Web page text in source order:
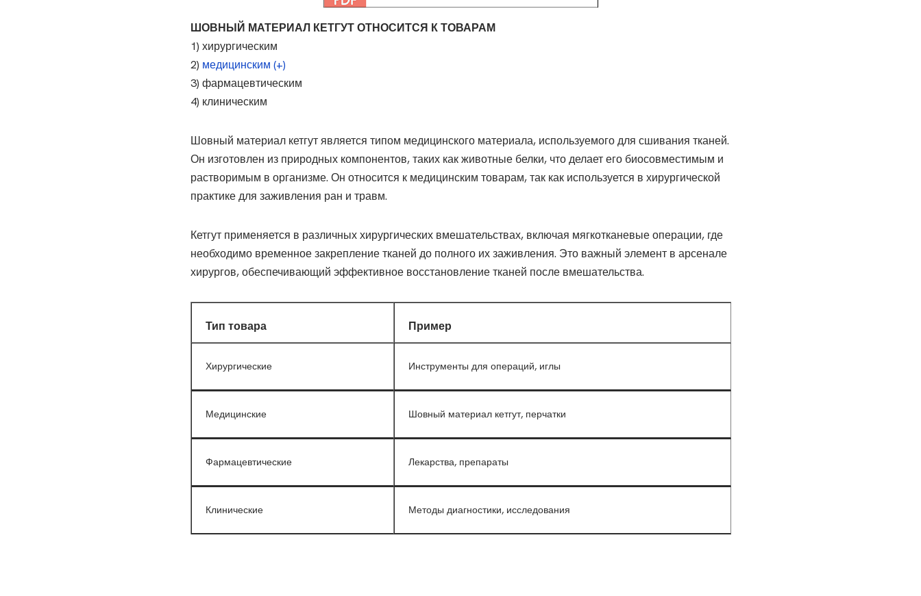
ШОВНЫЙ МАТЕРИАЛ КЕТГУТ ОТНОСИТСЯ К ТОВАРАМ
1) хирургическим
2) медицинским (+)
3) фармацевтическим
4) клиническим
Шовный материал кетгут является типом медицинского материала, используемого для сшивания тканей.
Он изготовлен из природных компонентов, таких как животные белки, что делает его биосовместимым и
растворимым в организме. Он относится к медицинским товарам, так как используется в хирургической
практике для заживления ран и травм.
Кетгут применяется в различных хирургических вмешательствах, включая мягкотканевые операции, где
необходимо временное закрепление тканей до полного их заживления. Это важный элемент в арсенале
хирургов, обеспечивающий эффективное восстановление тканей после вмешательства.
Тип товара Пример
Хирургические Инструменты для операций, иглы
Медицинские Шовный материал кетгут, перчатки
Фармацевтические Лекарства, препараты
Клинические Методы диагностики, исследования